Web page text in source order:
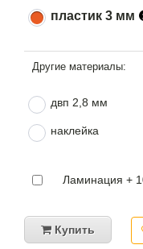
пластик 3 мм
двп 2,8 мм
наклейка
Ламинация +
Купить